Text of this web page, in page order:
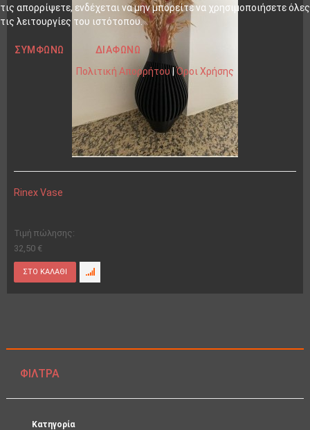
Rinex Vase
Τιμή πώλησης:
32,50 €
ΦΊΛΤΡΑ
Κατηγορία
τις απορρίψετε, ενδέχεται να μην μπορείτε να χρησιμοποιήσετε όλες
τις λειτουργίες του ιστότοπου.
ΣΥΜΦΩΝΏ
ΔΙΑΦΩΝΏ
Πολιτική Απορρήτου|Όροι Χρήσης